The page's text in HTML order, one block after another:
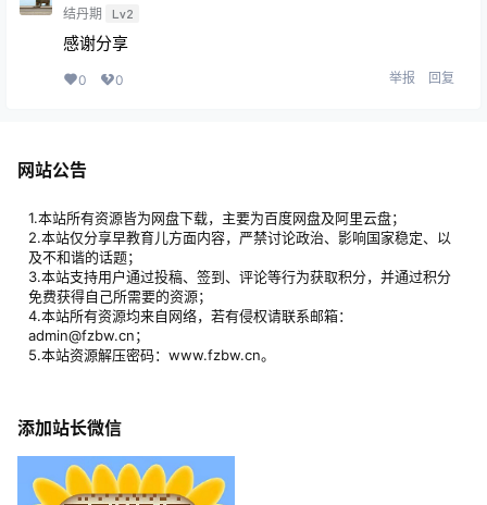
结丹期 Lv2
感谢分享
0 0 举报 回复
网站公告
1.本站所有资源皆为网盘下载，主要为百度网盘及阿里云盘；
2.本站仅分享早教育儿方面内容，严禁讨论政治、影响国家稳定、以
及不和谐的话题；
3.本站支持用户通过投稿、签到、评论等行为获取积分，并通过积分
免费获得自己所需要的资源；
4.本站所有资源均来自网络，若有侵权请联系邮箱：
admin@fzbw.cn；
5.本站资源解压密码：www.fzbw.cn。
添加站长微信